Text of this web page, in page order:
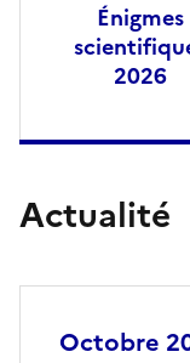
Énigmes
2026
Actualité
Octobre